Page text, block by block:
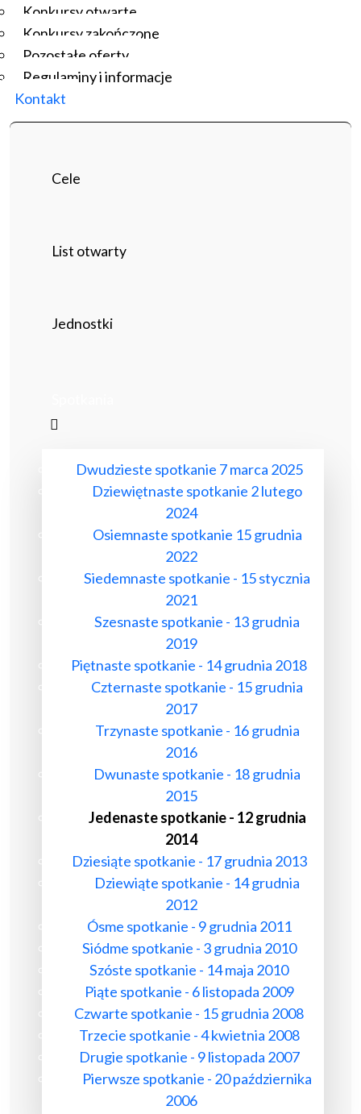
Konkursy otwarte
Konkursy zakończone
Pozostałe oferty
Regulaminy i informacje
Kontakt
Cele
List otwarty
Jednostki
Dwudzieste spotkanie 7 marca 2025
Dziewiętnaste spotkanie 2 lutego
2024
Osiemnaste spotkanie 15 grudnia
2022
Siedemnaste spotkanie - 15 stycznia
2021
Szesnaste spotkanie - 13 grudnia
2019
Piętnaste spotkanie - 14 grudnia 2018
Czternaste spotkanie - 15 grudnia
2017
Trzynaste spotkanie - 16 grudnia
2016
Dwunaste spotkanie - 18 grudnia
2015
Jedenaste spotkanie - 12 grudnia
2014
Dziesiąte spotkanie - 17 grudnia 2013
Dziewiąte spotkanie - 14 grudnia
2012
Ósme spotkanie - 9 grudnia 2011
Siódme spotkanie - 3 grudnia 2010
Szóste spotkanie - 14 maja 2010
Piąte spotkanie - 6 listopada 2009
Czwarte spotkanie - 15 grudnia 2008
Trzecie spotkanie - 4 kwietnia 2008
Drugie spotkanie - 9 listopada 2007
Pierwsze spotkanie - 20 października
2006